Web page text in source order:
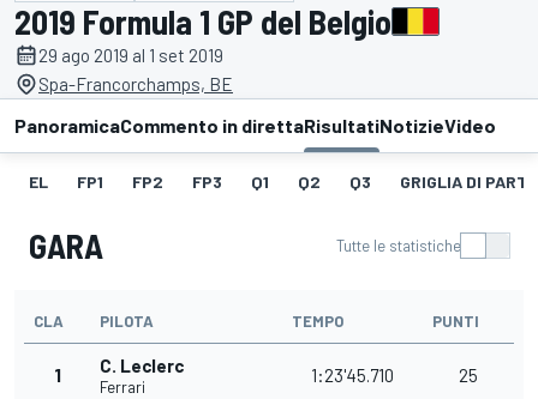
2019 Formula 1 GP del Belgio
29 ago 2019 al 1 set 2019
Spa-Francorchamps, BE
PanoramicaCommento in direttaRisultatiNotizieVideo
EL FP1 FP2 FP3 Q1 Q2 Q3 GRIGLIA DI
GARA Tutte le statistiche
CLA PILOTA TEMPO PUNTI
1 C. Leclerc
Ferrari
1:23'45.710 25